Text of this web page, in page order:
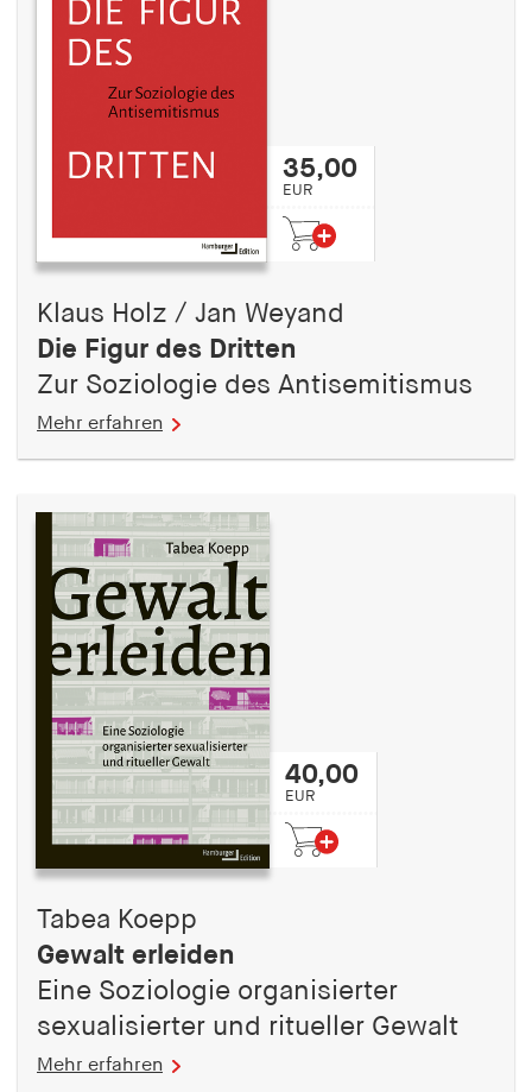
35,00
EUR
Klaus Holz / Jan Weyand
Die Figur des Dritten
Zur Soziologie des Antisemitismus
Mehr erfahren
40,00
EUR
Tabea Koepp
Gewalt erleiden
Eine Soziologie organisierter
sexualisierter und ritueller Gewalt
Mehr erfahren
fonts_loaded
Anbieter:
hamburger-edition.de
7 Tage